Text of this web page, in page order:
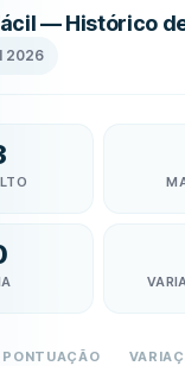
— Histórico
2026
PONTUAÇÃO